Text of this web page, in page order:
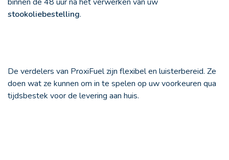
stookoliebestelling.
De verdelers van ProxiFuel zijn flexibel en luisterbereid. Ze
doen wat ze kunnen om in te spelen op uw voorkeuren qua
tijdsbestek voor de levering aan huis.